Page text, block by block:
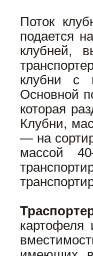
Поток
подается
клубней,
клубни с
Основной
которая
Клубни,
— на
массой